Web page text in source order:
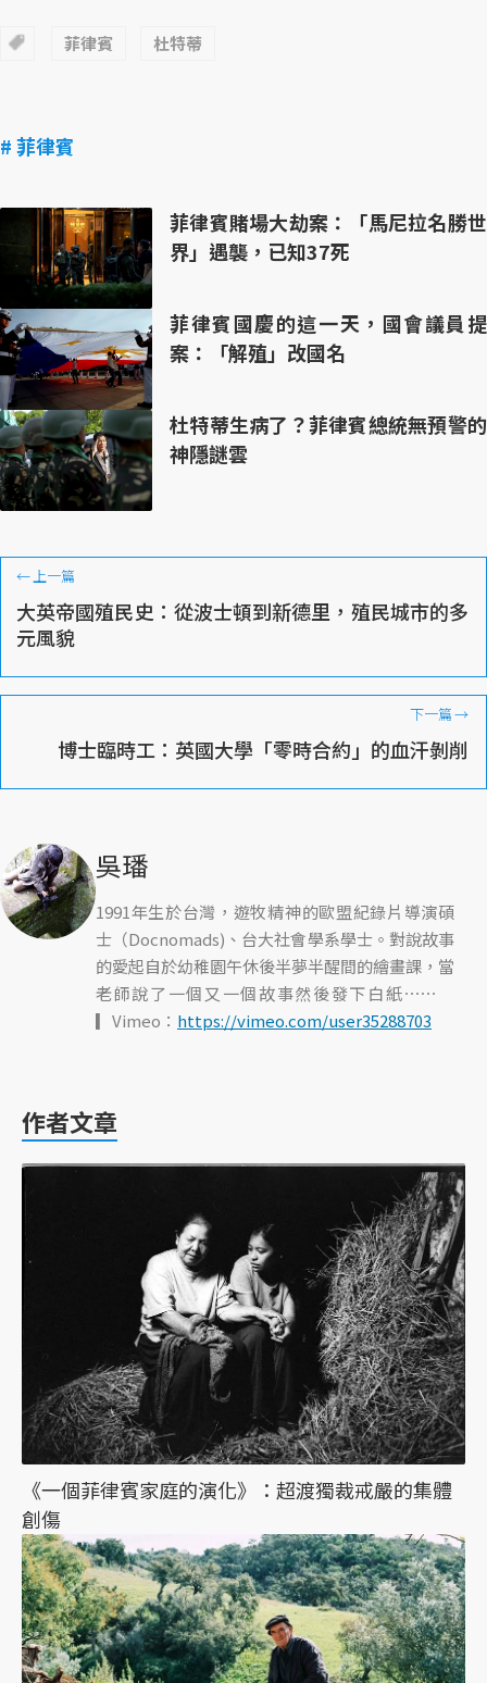
菲律賓 杜特蒂
# 菲律賓
菲律賓賭場大劫案：「馬尼拉名勝世
界」遇襲，已知37死
菲律賓國慶的這一天，國會議員提
案：「解殖」改國名
杜特蒂生病了？菲律賓總統無預警的
神隱謎雲
←上一篇
大英帝國殖民史：從波士頓到新德里，殖民城市的多
元風貌
下一篇→
博士臨時工：英國大學「零時合約」的血汗剝削
吳璠
1991年生於台灣，遊牧精神的歐盟紀錄片導演碩
士（Docnomads)、台大社會學系學士。對說故事
的愛起自於幼稚園午休後半夢半醒間的繪畫課，當
老師說了一個又一個故事然後發下白紙⋯⋯
▎Vimeo： https://vimeo.com/user35288703
作者文章
《一個菲律賓家庭的演化》：超渡獨裁戒嚴的集體
創傷